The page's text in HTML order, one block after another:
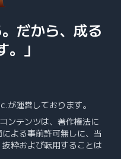
だから、成る
」
が運営しております。
ンテンツは、著作権法に
よる事前許可無しに、当
粋および転用することは